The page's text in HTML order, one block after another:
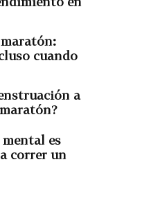
cuando
a
es
correr un